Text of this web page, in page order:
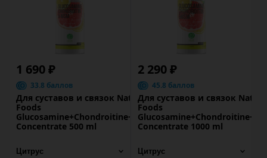
1 690 ₽
33.8 баллов
Для суставов и связок Nature
Foods
Glucosamine+Chondroitine+MSM
Concentrate 500 ml
2 290 ₽
45.8 баллов
Для суставов и связок Nature
Foods
Concentrate 1000 ml